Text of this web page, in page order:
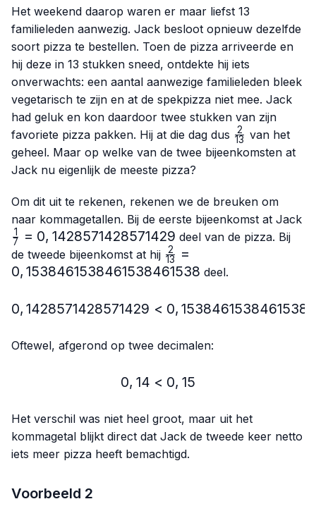
Het weekend daarop waren er maar liefst 13
familieleden aanwezig. Jack besloot opnieuw dezelfde
soort pizza te bestellen. Toen de pizza arriveerde en
hij deze in 13 stukken sneed, ontdekte hij iets
onverwachts: een aantal aanwezige familieleden bleek
vegetarisch te zijn en at de spekpizza niet mee. Jack
had geluk en kon daardoor twee stukken van zijn
favoriete pizza pakken. Hij at die dag dus \frac{2}
{13}
13
2
van het
geheel. Maar op welke van de twee bijeenkomsten at
Jack nu eigenlijk de meeste pizza?
Om dit uit te rekenen, rekenen we de breuken om
naar kommagetallen. Bij de eerste bijeenkomst at Jack
\frac{1}
{7}=0,1428571428571429
7
1 = 0, 1428571428571429 deel van de pizza. Bij
de tweede bijeenkomst at hij \frac{2}
13
2
=
0, 1538461538461538461538 deel.
0,1428571428571429 <
0, 1428571428571429 < 0, 1538461538461538
Oftewel, afgerond op twee decimalen:
0,14 < 0,15
0, 14 < 0, 15
Het verschil was niet heel groot, maar uit het
kommagetal blijkt direct dat Jack de tweede keer netto
iets meer pizza heeft bemachtigd.
Voorbeeld 2